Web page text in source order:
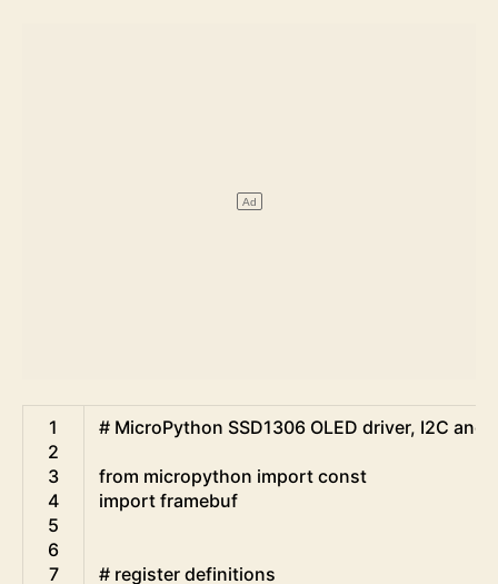
Python
1
2
3
4
5
6
7
# MicroPython SSD1306 OLED driver, I2C and
from micropython import const
import framebuf
# register definitions